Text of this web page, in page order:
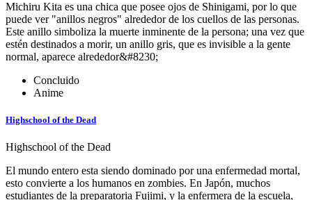
Michiru Kita es una chica que posee ojos de Shinigami, por lo que
puede ver "anillos negros" alrededor de los cuellos de las personas.
Este anillo simboliza la muerte inminente de la persona; una vez que
estén destinados a morir, un anillo gris, que es invisible a la gente
normal, aparece alrededor&#8230;
Concluido
Anime
Highschool of the Dead
Highschool of the Dead
El mundo entero esta siendo dominado por una enfermedad mortal,
esto convierte a los humanos en zombies. En Japón, muchos
estudiantes de la preparatoria Fujimi, y la enfermera de la escuela,